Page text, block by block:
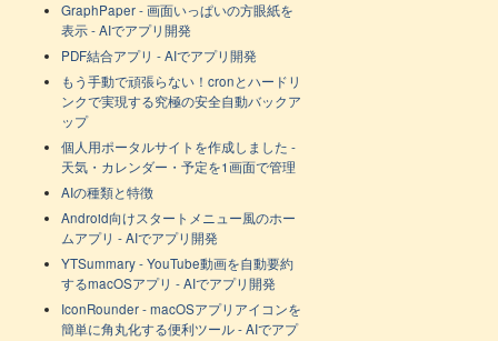
GraphPaper - 画面いっぱいの方眼紙を
表示 - AIでアプリ開発
PDF結合アプリ - AIでアプリ開発
もう手動で頑張らない！cronとハードリ
ンクで実現する究極の安全自動バックア
ップ
個人用ポータルサイトを作成しました -
天気・カレンダー・予定を1画面で管理
AIの種類と特徴
Android向けスタートメニュー風のホー
ムアプリ - AIでアプリ開発
YTSummary - YouTube動画を自動要約
するmacOSアプリ - AIでアプリ開発
IconRounder - macOSアプリアイコンを
簡単に角丸化する便利ツール - AIでアプ